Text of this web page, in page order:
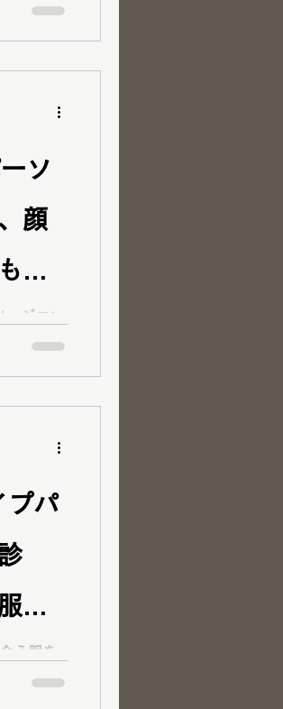
スメ提
ソ
顔
の
性ペ
ジコン
パーソ
イプ診
顔タイ
イザー
イプメ
皆様の
されて
が 「似
診断、
断をご
とうご
プパ
を
】